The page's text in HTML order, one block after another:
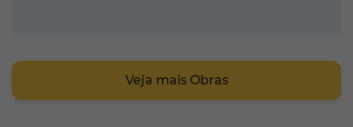
Veja mais Obras